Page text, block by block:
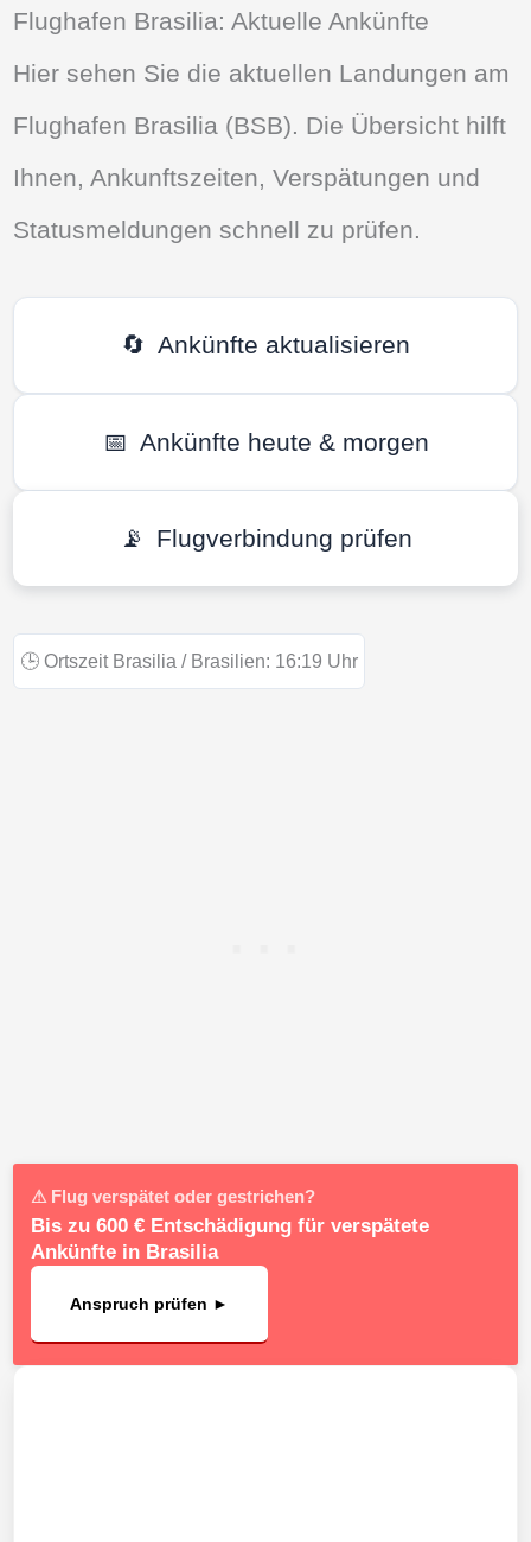
Flughafen Brasilia: Aktuelle Ankünfte
Hier sehen Sie die aktuellen Landungen am
Flughafen Brasilia (BSB). Die Übersicht hilft
Ihnen, Ankunftszeiten, Verspätungen und
Statusmeldungen schnell zu prüfen.
🔄 Ankünfte aktualisieren
📅 Ankünfte heute & morgen
📡 Flugverbindung prüfen
🕒 Ortszeit Brasilia / Brasilien: 16:19 Uhr
⚠ Flug verspätet oder gestrichen?
Bis zu 600 € Entschädigung für verspätete
Ankünfte in Brasilia
Anspruch prüfen ►